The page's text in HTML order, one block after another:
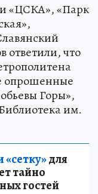
«ЦСКА», «Парк
ответили, что
опрошенные
Горы»,
им.
для
тайно
гостей